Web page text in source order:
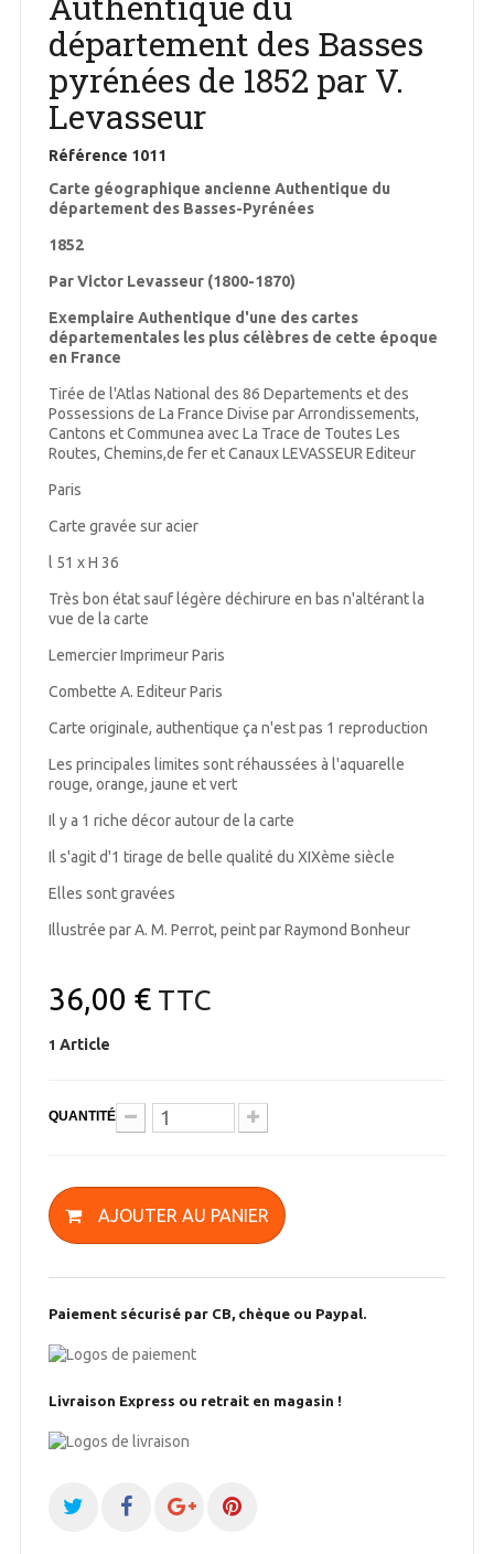
département des Basses
pyrénées de 1852 par V.
Levasseur
Référence 1011
Carte géographique ancienne Authentique du
département des Basses-Pyrénées
1852
Par Victor Levasseur (1800-1870)
Exemplaire Authentique d'une des cartes
départementales les plus célèbres de cette époque
en France
Tirée de l'Atlas National des 86 Departements et des
Possessions de La France Divise par Arrondissements,
Cantons et Communea avec La Trace de Toutes Les
Routes, Chemins,de fer et Canaux LEVASSEUR Editeur
Paris
Carte gravée sur acier
l 51 x H 36
Très bon état sauf légère déchirure en bas n'altérant la
vue de la carte
Lemercier Imprimeur Paris
Combette A. Editeur Paris
Carte originale, authentique ça n'est pas 1 reproduction
Les principales limites sont réhaussées à l'aquarelle
rouge, orange, jaune et vert
Il y a 1 riche décor autour de la carte
Il s'agit d'1 tirage de belle qualité du XIXème siècle
Elles sont gravées
Illustrée par A. M. Perrot, peint par Raymond Bonheur
36,00 €TTC
1 Article
QUANTITÉ
AJOUTER AU PANIER
Paiement sécurisé par CB, chèque ou Paypal.
Livraison Express ou retrait en magasin !